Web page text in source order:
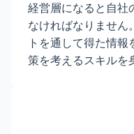
経営層になると自社
なければなりません
トを通して得た情
策を考えるスキルを